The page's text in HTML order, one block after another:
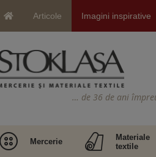
Articole Imagini inspirative
… de 36 de ani
Mercerie
Materiale
textile